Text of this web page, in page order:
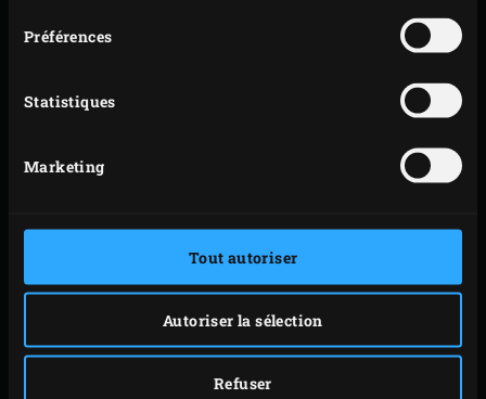
Préférences
Statistiques
Marketing
Tout autoriser
Autoriser la sélection
Refuser
COMMENT ENLEVER
PEAU D'UN FILET DE
POISSON ?
Si vous voulez cuire ou griller un filet de poisson
croustillant, laissez la peau. Mais enlevez les écailles si
vous voulez manger la peau avant de préparer le filet de